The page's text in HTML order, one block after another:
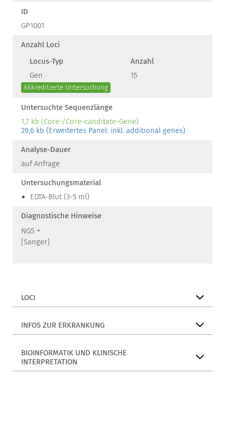
ID
GP1001
Anzahl Loci
Locus-Typ
Anzahl
Gen
15
Akkreditierte Untersuchung
Untersuchte Sequenzlänge
1,7 kb (Core-/Core-canditate-Gene)
29,6 kb (Erweitertes Panel: inkl. additional genes)
Analyse-Dauer
auf Anfrage
Untersuchungsmaterial
EDTA-Blut (3-5 ml)
Diagnostische Hinweise
NGS +
[Sanger]
LOCI
INFOS ZUR ERKRANKUNG
BIOINFORMATIK UND KLINISCHE
INTERPRETATION